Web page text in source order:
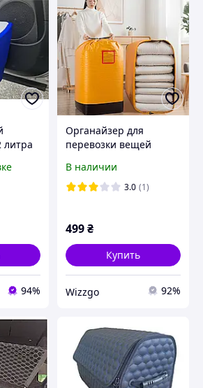
литра
к
94%
Органайзер для
перевозки вещей
В наличии
3.0 (1)
499₴
Купить
Wizzgo 92%